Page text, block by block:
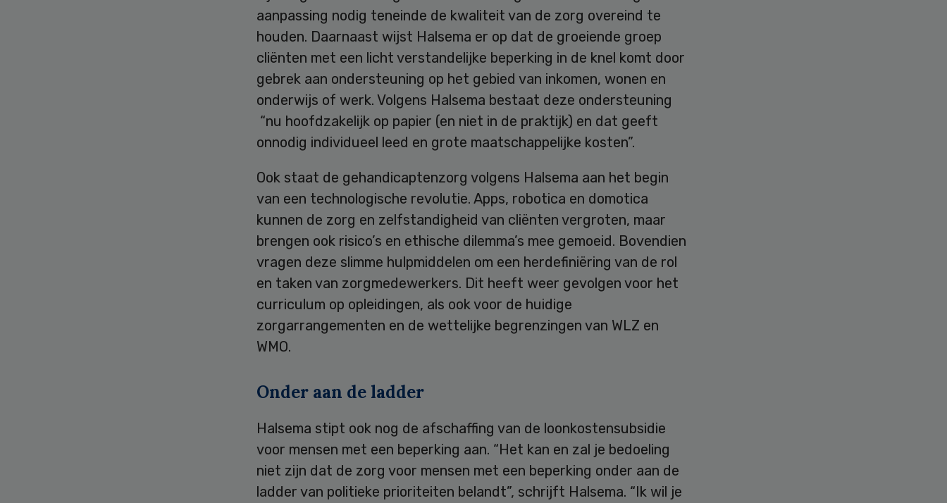
aanpassing nodig teneinde de kwaliteit van de zorg overeind te
houden. Daarnaast wijst Halsema er op dat de groeiende groep
cliënten met een licht verstandelijke beperking in de knel komt door
gebrek aan ondersteuning op het gebied van inkomen, wonen en
onderwijs of werk. Volgens Halsema bestaat deze ondersteuning
“nu hoofdzakelijk op papier (en niet in de praktijk) en dat geeft
onnodig individueel leed en grote maatschappelijke kosten”.
Ook staat de gehandicaptenzorg volgens Halsema aan het begin
van een technologische revolutie. Apps, robotica en domotica
kunnen de zorg en zelfstandigheid van cliënten vergroten, maar
brengen ook risico’s en ethische dilemma’s mee gemoeid. Bovendien
vragen deze slimme hulpmiddelen om een herdefiniëring van de rol
en taken van zorgmedewerkers. Dit heeft weer gevolgen voor het
curriculum op opleidingen, als ook voor de huidige
zorgarrangementen en de wettelijke begrenzingen van WLZ en
WMO.
Onder aan de ladder
Halsema stipt ook nog de afschaffing van de loonkostensubsidie
voor mensen met een beperking aan. “Het kan en zal je bedoeling
niet zijn dat de zorg voor mensen met een beperking onder aan de
ladder van politieke prioriteiten belandt”, schrijft Halsema. “Ik wil je